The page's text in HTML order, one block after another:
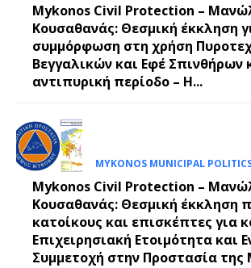
Mykonos Civil Protection –
Κουσαθανάς: Θεσμική έκκληση
συμμόρφωση στη χρήση
Βεγγαλικών και Εφέ Σπινθήρων
αντιπυρική περίοδο – Η...
MYKONOS MUNICIPAL
Mykonos Civil Protection –
Κουσαθανάς: Θεσμική έκκληση
κατοίκους και επισκέπτες για
Επιχειρησιακή Ετοιμότητα και
Συμμετοχή στην Προστασία της